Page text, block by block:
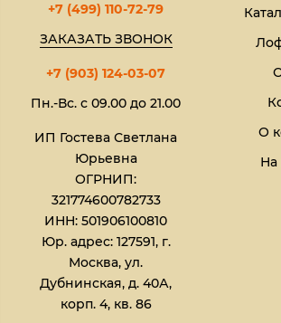
+7 (499) 110-72-79
ЗАКАЗАТЬ ЗВОНОК
+7 (903) 124-03-07
Пн.-Вс. с 09.00 до 21.00
ИП Гостева Светлана
Юрьевна​
ОГРНИП:
321774600782733
ИНН: 501906100810
Юр. адрес: 127591, г.
Москва, ул.
Дубнинская, д. 40А,
корп. 4, кв. 86
О
На